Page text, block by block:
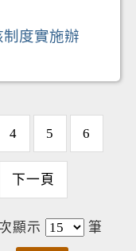
度實施辦
4 5 6
下一頁
顯示 筆